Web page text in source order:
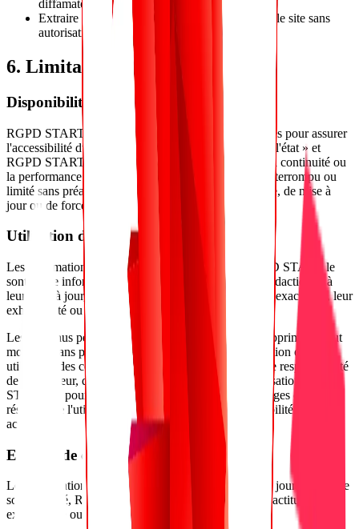
diffamatoires ou frauduleux.
Extraire ou collecter des données présentes sur le site sans
autorisation.
6. Limitation de responsabilité
Disponibilité du service
RGPD START met en œuvre les moyens raisonnables pour assurer
l'accessibilité du site. Toutefois, le site est fourni « en l'état » et
RGPD START ne garantit ni l'absence d'erreurs, ni la continuité ou
la performance du service. L'accès au site peut être interrompu ou
limité sans préavis, notamment en cas de maintenance, de mise à
jour ou de force majeure.
Utilisation des contenus du site
Les informations et contenus publiés sur le site RGPD START le
sont à titre informatif. Malgré le soin apporté à leur rédaction et à
leur mise à jour, RGPD START ne peut garantir leur exactitude, leur
exhaustivité ou leur actualité permanente.
Les contenus peuvent être modifiés, mis à jour ou supprimés à tout
moment, sans préavis. Tout téléchargement, consultation ou
utilisation des contenus du site s'effectue sous la seule responsabilité
de l'utilisateur, qui assume les risques liés à cette utilisation. RGPD
START ne pourra être tenue responsable des dommages éventuels
résultant de l'utilisation des contenus ou de l'impossibilité d'y
accéder.
Exactitude des informations
Les informations publiées sont régulièrement mises à jour. Malgré le
soin apporté, RGPD START ne peut garantir leur exactitude, leur
exhaustivité ou leur actualité à tout moment.